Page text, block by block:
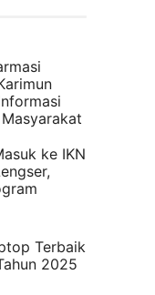
ke IKN
Terbaik
2025